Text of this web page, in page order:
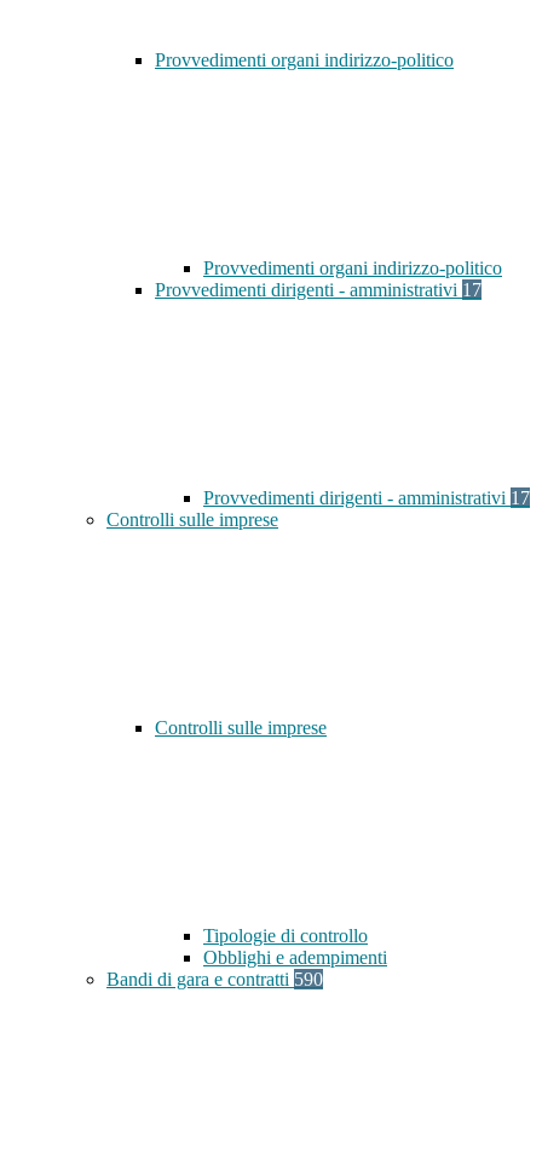
Provvedimenti organi indirizzo-politico
Provvedimenti organi indirizzo-politico
Provvedimenti dirigenti - amministrativi 17
Provvedimenti dirigenti - amministrativi 17
Controlli sulle imprese
Controlli sulle imprese
Tipologie di controllo
Obblighi e adempimenti
Bandi di gara e contratti 590